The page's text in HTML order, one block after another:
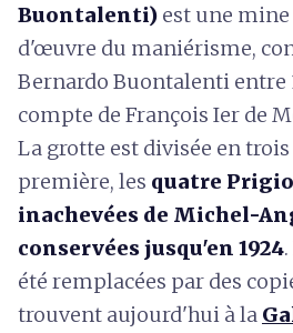
Buontalenti) est une
d'œuvre du maniérisme,
Bernardo Buontalenti entre
compte de François Ier de
La grotte est divisée en trois
première, les quatre
inachevées de Michel-
conservées jusqu'en 1924
été remplacées par des
trouvent aujourd'hui à la